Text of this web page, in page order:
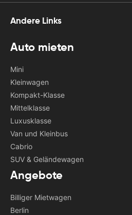
Andere Links
Auto mieten
Mini
Kleinwagen
Kompakt-Klasse
Mittelklasse
Luxusklasse
Van und Kleinbus
Cabrio
SUV & Geländewagen
Angebote
Billiger Mietwagen
Berlin